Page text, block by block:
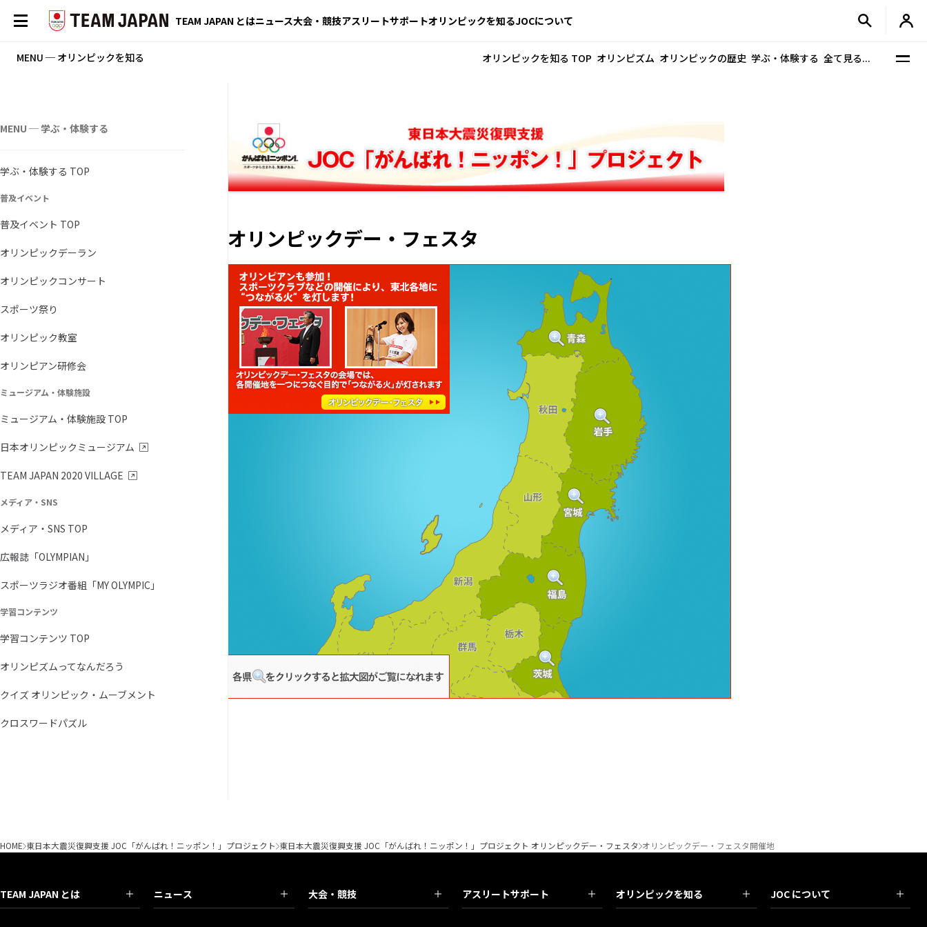
TEAM JAPAN とはニュース大会・競技アスリートサポートオリンピックを知るJOCについて
MENU ─ オリンピックを知る オリンピックを知る TOP オリンピズム オリンピックの歴史 学ぶ・体験する 全て見る...
MENU ─ 学ぶ・体験する
学ぶ・体験する TOP
普及イベント
普及イベント TOP
オリンピックデーラン
オリンピックコンサート
スポーツ祭り
オリンピック教室
オリンピアン研修会
ミュージアム・体験施設
ミュージアム・体験施設 TOP
日本オリンピックミュージアム
TEAM JAPAN 2020 VILLAGE
メディア・SNS
メディア・SNS TOP
広報誌「OLYMPIAN」
スポーツラジオ番組「MY OLYMPIC」
学習コンテンツ
学習コンテンツ TOP
オリンピズムってなんだろう
クイズ オリンピック・ムーブメント
クロスワードパズル
オリンピックデー・フェスタ
HOME 東日本大震災復興支援 JOC「がんばれ！ニッポン！」プロジェクト 東日本大震災復興支援 JOC「がんばれ！ニッポン！」プロジェクト オリンピックデー・フェスタ オリンピックデー・フェスタ開催地
TEAM JAPAN とは ニュース 大会・競技 アスリートサポート オリンピックを知る JOC について